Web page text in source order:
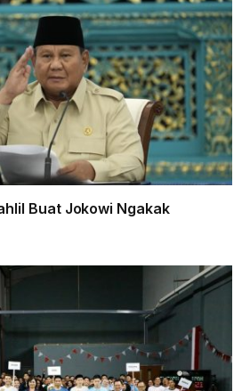
Buat Jokowi Ngakak